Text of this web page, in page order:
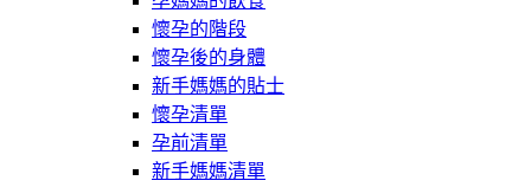
懷孕的階段
懷孕後的身體
新手媽媽的貼士
懷孕清單
孕前清單
新手媽媽清單